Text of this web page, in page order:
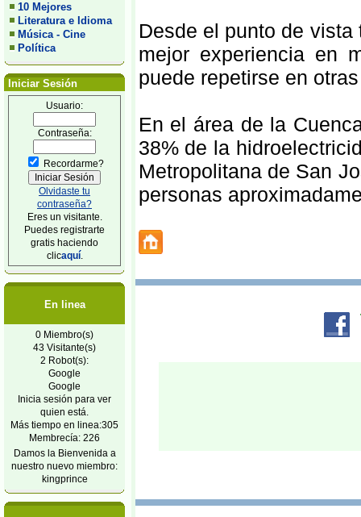
10 Mejores
Literatura e Idioma
Música - Cine
Política
Iniciar Sesión
Usuario:
Contraseña:
Recordarme?
Olvidaste tu
contraseña?
Eres un visitante.
Puedes registrarte
gratis haciendo
clicaquí.
En linea
0 Miembro(s)
43 Visitante(s)
2 Robot(s):
Google
Google
Inicia sesión para ver
quien está.
Más tiempo en linea:305
Membrecía: 226
Damos la Bienvenida a
nuestro nuevo miembro:
kingprince
Desde el punto de
mejor experiencia en
puede repetirse en
En el área de la
38% de la
Metropolitana de San
personas